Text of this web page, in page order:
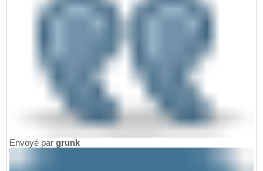
Envoyé par grunk